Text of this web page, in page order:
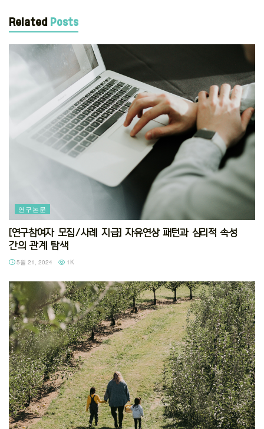
Related Posts
연구논문
[연구참여자 모집/사례 지급] 자유연상 패턴과 심리적 속성
간의 관계 탐색
5월 21, 2024 1K